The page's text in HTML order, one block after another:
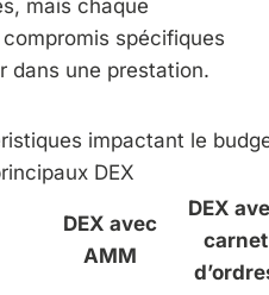
mais chaque
spécifiques
dans une prestation.
impactant le
DEX
DEX avec
AMM
DEX
carnet